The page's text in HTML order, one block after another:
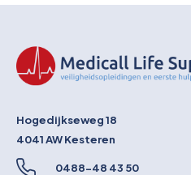
Hogedijkseweg 18
4041 AWKesteren
0488-48 43 50